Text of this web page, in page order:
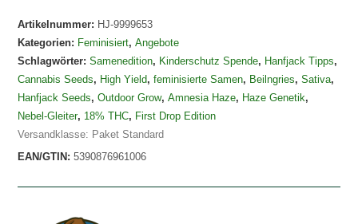
Artikelnummer: HJ-9999653
Kategorien: Feminisiert,Angebote
Schlagwörter:Samenedition, Kinderschutz Spende, Hanfjack Tipps,
Cannabis Seeds, High Yield,feminisierte Samen, Beilngries,Sativa,
Hanfjack Seeds,Outdoor Grow,Amnesia Haze, Haze Genetik,
Nebel-Gleiter, 18% THC, First Drop Edition
Versandklasse: Paket Standard
EAN/GTIN:5390876961006